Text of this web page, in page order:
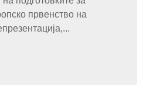
првенство на